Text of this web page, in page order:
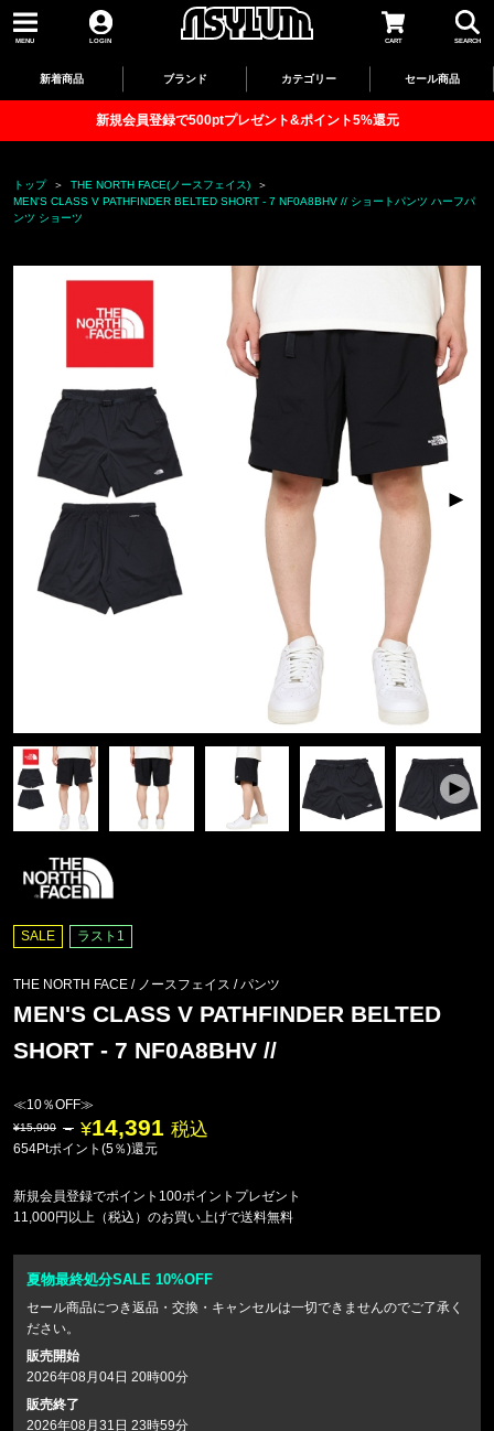
MENU LOGIN CART SEARCH
新着商品 ブランド カテゴリー セール商品
新規会員登録で500ptプレゼント&ポイント5%還元
トップ
THE NORTH FACE(ノースフェイス)
MEN'S CLASS V PATHFINDER BELTED SHORT - 7 NF0A8BHV // ショートパンツ ハーフパ
ンツ ショーツ
SALE ラスト1
THE NORTH FACE / ノースフェイス /パンツ
MEN'S CLASS V PATHFINDER BELTED
SHORT - 7 NF0A8BHV //
≪10％OFF≫
15,990 14,391 税込
654Ptポイント(5％)還元
新規会員登録でポイント100ポイントプレゼント
11,000円以上（税込）のお買い上げで送料無料
夏物最終処分SALE 10%OFF
セール商品につき返品・交換・キャンセルは一切できませんのでご了承く
ださい。
販売開始
2026年08月04日 20時00分
販売終了
2026年08月31日 23時59分